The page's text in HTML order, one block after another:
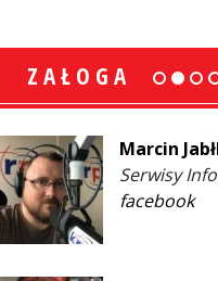
ZAŁOGA
Marcin
Serwisy
facebook